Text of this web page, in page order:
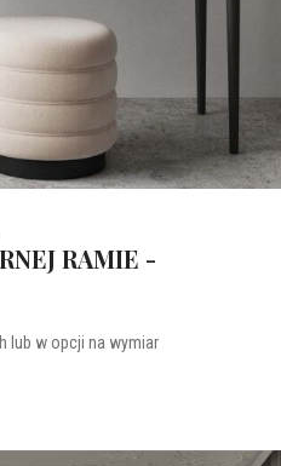
RAMIE -
lub w opcji na wymiar